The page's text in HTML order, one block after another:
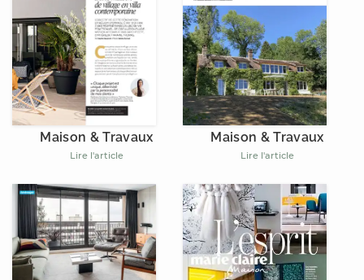
Maison & Travaux
Lire l'article
Maison & Travaux
Lire l'article